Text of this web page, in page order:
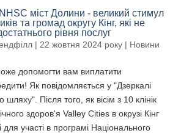
міст Долини - великий стимул
та громад округу Кінг, які не
рівня послуг
| 22 жовтня 2024 року| Новини
допомогти вам виплатити
Як повідомляється у "Дзеркалі
Після того, як вісім з 10 клінік
здоров'я Valley Cities в окрузі Кінг
для участі в програмі Національного